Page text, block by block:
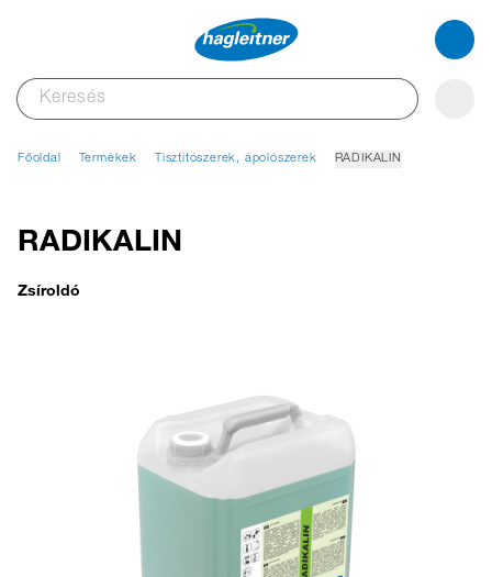
Főoldal Termékek Tisztítószerek, ápolószerek RADIKALIN
RADIKALIN
Zsíroldó